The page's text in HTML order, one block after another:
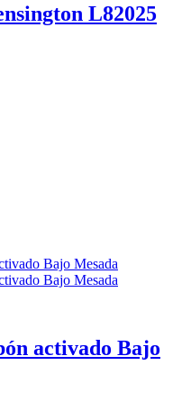
L82025
activado Bajo